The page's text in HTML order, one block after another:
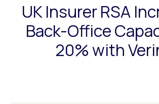
UK Insurer RSA
Back-Office
20% with